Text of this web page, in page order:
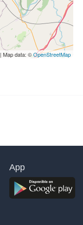
| Map data: ©OpenStreetMap
App